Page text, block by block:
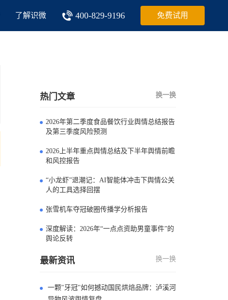
了解识微 400-829-9196 免费试用
热门文章 换一换
2026年第二季度食品餐饮行业舆情总结报告
及第三季度风险预测
2026上半年重点舆情总结及下半年舆情前瞻
和风控报告
“小龙虾”退潮记：AI智能体冲击下舆情公关
人的工具选择回摆
张雪机车夺冠破圈传播学分析报告
深度解读：2026年“一点点资助男童事件”的
舆论反转
最新资讯 换一换
一颗"牙冠"如何撼动国民烘焙品牌：泸溪河